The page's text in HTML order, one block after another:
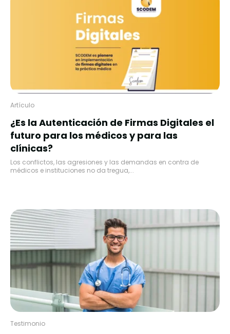
Artículo
¿Es la Autenticación de Firmas Digitales el
futuro para los médicos y para las
clínicas?
Los conflictos, las agresiones y las demandas en contra de
médicos e instituciones no da tregua,...
Testimonio